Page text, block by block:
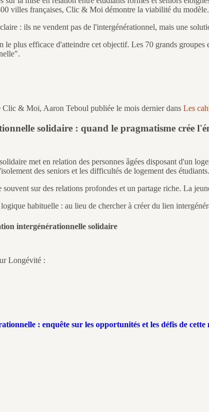
villes françaises, Clic & Moi démontre la viabilité du modèle.
: ils ne vendent pas de l'intergénérationnel, mais une
plus efficace d'atteindre cet objectif. Les 70 grands
& Moi, Aaron Teboul publiée le mois dernier dans Les
solidaire : quand le pragmatisme crée
met en relation des personnes âgées disposant d'un
des seniors et les difficultés de logement des étudiants.
sur des relations profondes et un partage riche. La
habituelle : au lieu de chercher à créer du lien
intergénérationnelle solidaire
Longévité :
: enquête sur les opportunités et les défis de